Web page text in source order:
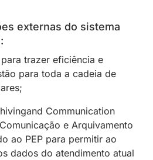
externas do sistema
trazer eficiência e
para toda a cadeia de
Communication
e Arquivamento
ao PEP para permitir ao
dados do atendimento atual